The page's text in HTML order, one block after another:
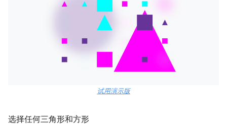
试用演示版
选择任何三角形和方形